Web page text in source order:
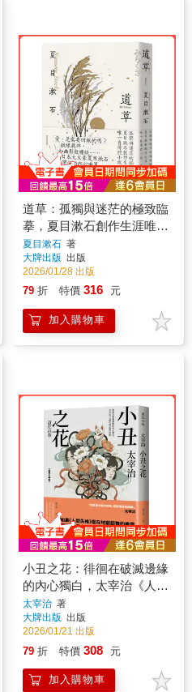
道草：孤獨與迷茫的極致臨
摹，夏目漱石創作生涯唯一
自傳體小說【經典珍藏版】
夏目漱石 著
大牌出版 出版
2026/01/28 出版
79 折 特價 316 元
加入購物車
小丑之花：徘徊在破滅邊緣
的內心獨白，太宰治《人間
失格》創作原點【經典珍藏
版】
太宰治 著
大牌出版 出版
2026/01/21 出版
79 折 特價 308 元
加入購物車